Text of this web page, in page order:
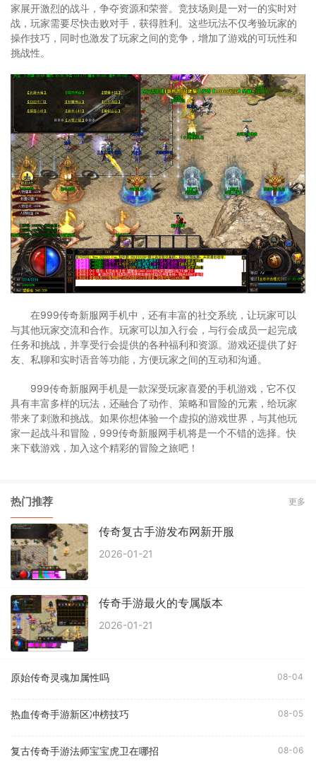
家展开激烈的战斗，争夺资源和荣誉。竞技场则是一对一的实时对
战，玩家需要尽快击败对手，获得胜利。这些玩法不仅考验玩家的
操作技巧，同时也激发了玩家之间的竞争，增加了游戏的可玩性和
挑战性。
在999传奇新服网手机中，还有丰富的社交系统，让玩家可以
与其他玩家交流和合作。玩家可以加入行会，与行会成员一起完成
任务和挑战，并享受行会提供的各种福利和资源。游戏还提供了好
友、私聊和实时语音等功能，方便玩家之间的互动和沟通。
999传奇新服网手机是一款深受玩家喜爱的手机游戏，它不仅
具有丰富多样的玩法，还融合了动作、策略和冒险的元素，给玩家
带来了刺激和挑战。如果你想体验一个虚拟的游戏世界，与其他玩
家一起战斗和冒险，999传奇新服网手机将是一个不错的选择。快
来下载游戏，加入这个精彩的冒险之旅吧！
热门推荐 更多
传奇复古手游发布网新开服
2026-01-21
传奇手游最火的专属版本
2026-01-21
原始传奇灵魂加属性吗 08-04
热血传奇手游新区冲榜技巧 08-05
复古传奇手游法师宝宝虎卫在哪招 08-06